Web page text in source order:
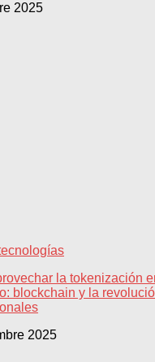
2025
la tokenización
blockchain y la
2025